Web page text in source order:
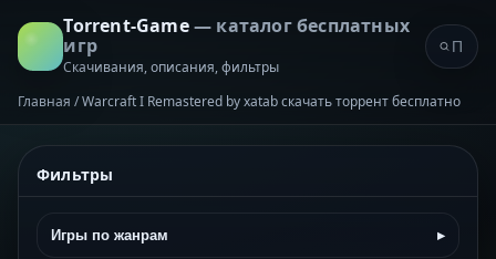
Torrent-Game— каталог бесплатных
игр
Скачивания, описания, фильтры
Главная /Warcraft I Remastered by xatab скачать торрент бесплатно
Фильтры
Игры по жанрам ▸